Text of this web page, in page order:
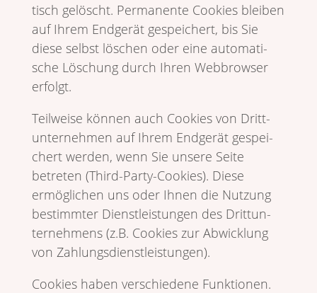
tisch gelöscht. Perma­nente Cookies bleiben
auf Ihrem Endgerät gespei­chert, bis Sie
diese selbst löschen oder eine auto­ma­ti­
sche Löschung durch Ihren Webbrowser
erfolgt.
Teil­weise können auch Cookies von Dritt­
un­ter­nehmen auf Ihrem Endgerät gespei­
chert werden, wenn Sie unsere Seite
betreten (Third-Party-Cookies). Diese
ermög­li­chen uns oder Ihnen die Nutzung
bestimmter Dienst­lei­stungen des Dritt­un­
ter­neh­mens (z.B. Cookies zur Abwick­lung
von Zahlungsdienstleistungen).
Cookies haben verschie­dene Funk­tionen.